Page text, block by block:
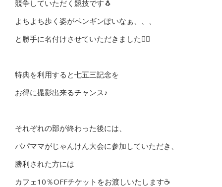
競争していただく競技です🐧
よちよち歩く姿がペンギンぽいなぁ、、、
と勝手に名付けさせていただきました🙇‍♂️
特典を利用すると七五三記念を
お得に撮影出来るチャンス♪
それぞれの部が終わった後には、
パパママがじゃんけん大会に参加していただき、
勝利された方には
カフェ10％OFFチケットをお渡しいたします☕️